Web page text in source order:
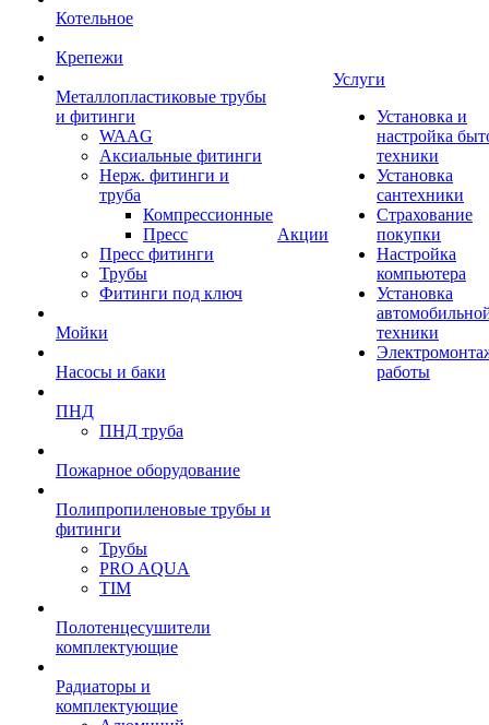
Котельное
Крепежи
Металлопластиковые трубы
и фитинги
WAAG
Аксиальные фитинги
Нерж. фитинги и
труба
Компрессионные
Пресс
Пресс фитинги
Трубы
Фитинги под ключ
Мойки
Насосы и баки
ПНД
ПНД труба
Пожарное оборудование
Полипропиленовые трубы и
фитинги
Трубы
PRO AQUA
TIM
Полотенцесушители
комплектующие
Радиаторы и
комплектующие
Акции
Услуги
Установка и
настройка
техники
Установка
сантехники
Страхование
покупки
Настройка
компьютера
Установка
техники
работы